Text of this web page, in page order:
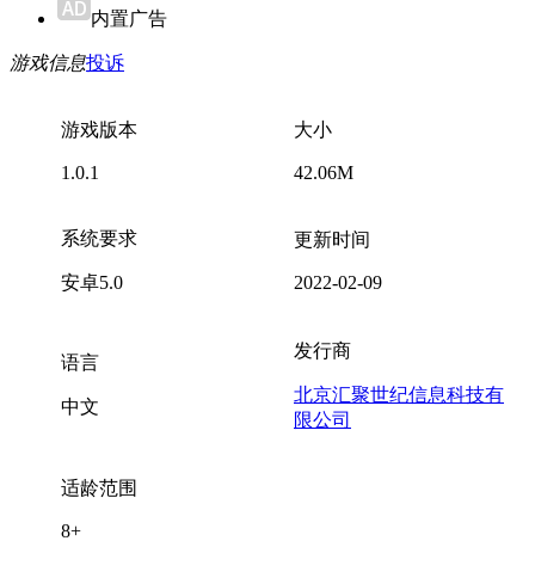
内置广告
游戏信息投诉
游戏版本
1.0.1
大小
42.06M
系统要求
安卓5.0
更新时间
2022-02-09
语言
中文
发行商
北京汇聚世纪信息科技有
限公司
适龄范围
8+